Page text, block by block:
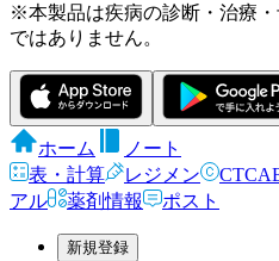
※本製品は疾病の診断・治療
ではありません。
ホーム
ノート
表・計算
レジメン
アル
薬剤情報 ポスト
新規登録